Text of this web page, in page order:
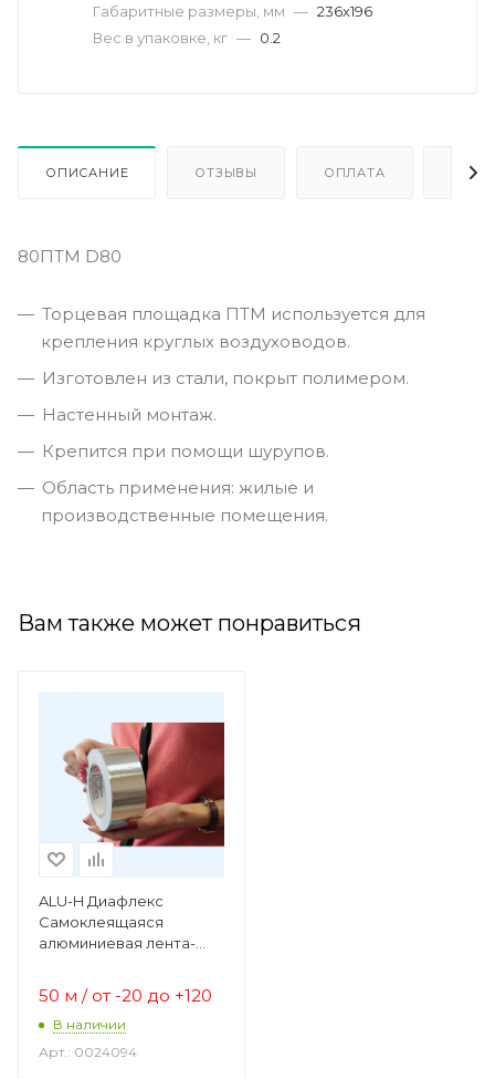
Габаритные размеры, мм — 236х196
Вес в упаковке, кг — 0.2
ОПИСАНИЕ ОТЗЫВЫ ОПЛАТА
80ПТМ D80
Торцевая площадка ПТМ используется для
крепления круглых воздуховодов.
Изготовлен из стали, покрыт полимером.
Настенный монтаж.
Крепится при помощи шурупов.
Область применения: жилые и
производственные помещения.
Вам также может понравиться
ALU-H Диафлекс
Самоклеящаяся
алюминиевая лента-
50 м / от -20 до +120
В наличии
Арт.: 0024094